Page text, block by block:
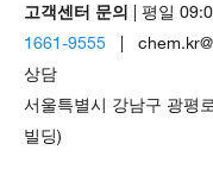
고객센터 문의
| 평일
1661-9555 |
상담
서울특별시 강남구 광평
빌딩)